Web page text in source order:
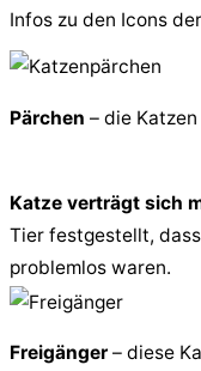
Infos zu den Icons
Pärchen – die
Katze verträgt sich
Tier festgestellt,
problemlos waren.
Freigänger – diese